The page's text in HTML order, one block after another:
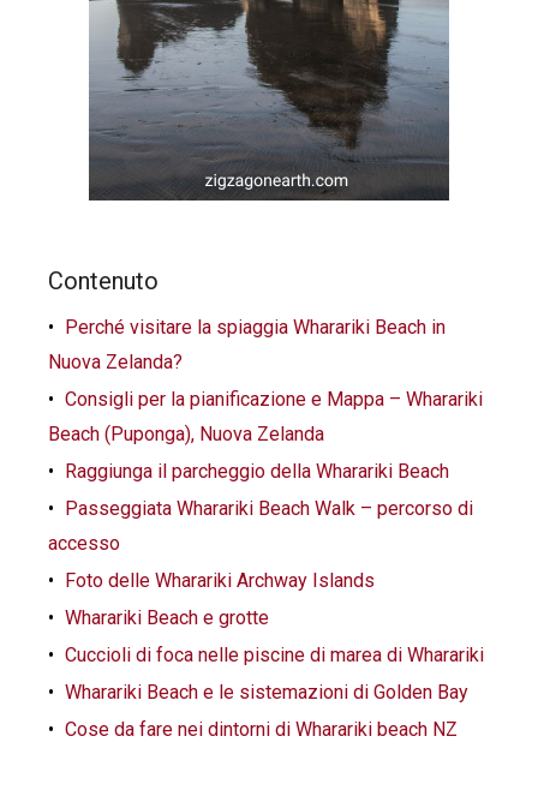
Contenuto
Perché visitare la spiaggia Wharariki Beach in
Nuova Zelanda?
Consigli per la pianificazione e Mappa – Wharariki
Beach (Puponga), Nuova Zelanda
Raggiunga il parcheggio della Wharariki Beach
Passeggiata Wharariki Beach Walk – percorso di
accesso
Foto delle Wharariki Archway Islands
Wharariki Beach e grotte
Cuccioli di foca nelle piscine di marea di Wharariki
Wharariki Beach e le sistemazioni di Golden Bay
Cose da fare nei dintorni di Wharariki beach NZ